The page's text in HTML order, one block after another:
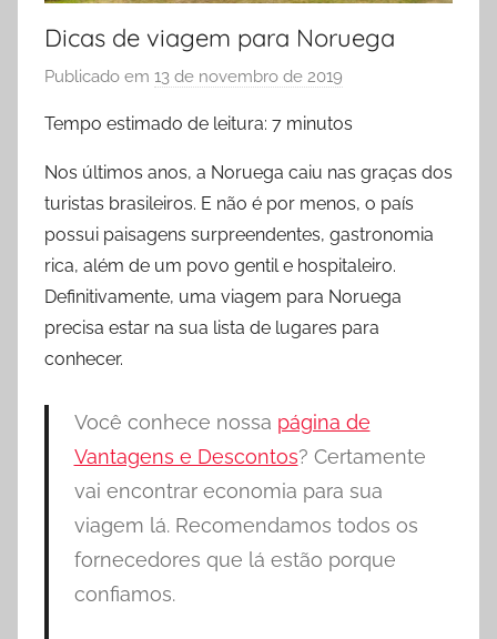
Dicas de viagem para Noruega
Publicado em 13 de novembro de 2019
r
s
p
a
V
i
e
n
Tempo estimado de leitura: 7 minutos
Nos últimos anos, a Noruega caiu nas graças dos
turistas brasileiros. E não é por menos, o país
possui paisagens surpreendentes, gastronomia
rica, além de um povo gentil e hospitaleiro.
Definitivamente, uma viagem para Noruega
precisa estar na sua lista de lugares para
conhecer.
Você conhece nossa página de
Vantagens e Descontos? Certamente
vai encontrar economia para sua
viagem lá. Recomendamos todos os
fornecedores que lá estão porque
confiamos.